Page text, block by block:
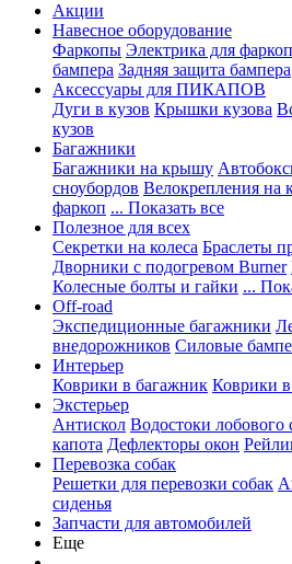
Акции
Навесное оборудование
Фаркопы Электрика для
бампера Задняя защита бампера
Аксессуары для ПИКАПОВ
Дуги в кузов Крышки кузова
кузов
Багажники
Багажники на крышу
сноубордов Велокрепления на
фаркоп ... Показать все
Полезное для всех
Секретки на колеса Браслеты
Дворники с подогревом Burner
Колесные болты и гайки ...
Off-road
Экспедиционные багажники
внедорожников Силовые
Интерьер
Коврики в багажник Коврики в
Экстерьер
Антискол Водостоки лобового
капота Дефлекторы окон
Перевозка собак
Решетки для перевозки собак
сиденья
Запчасти для автомобилей
Еще